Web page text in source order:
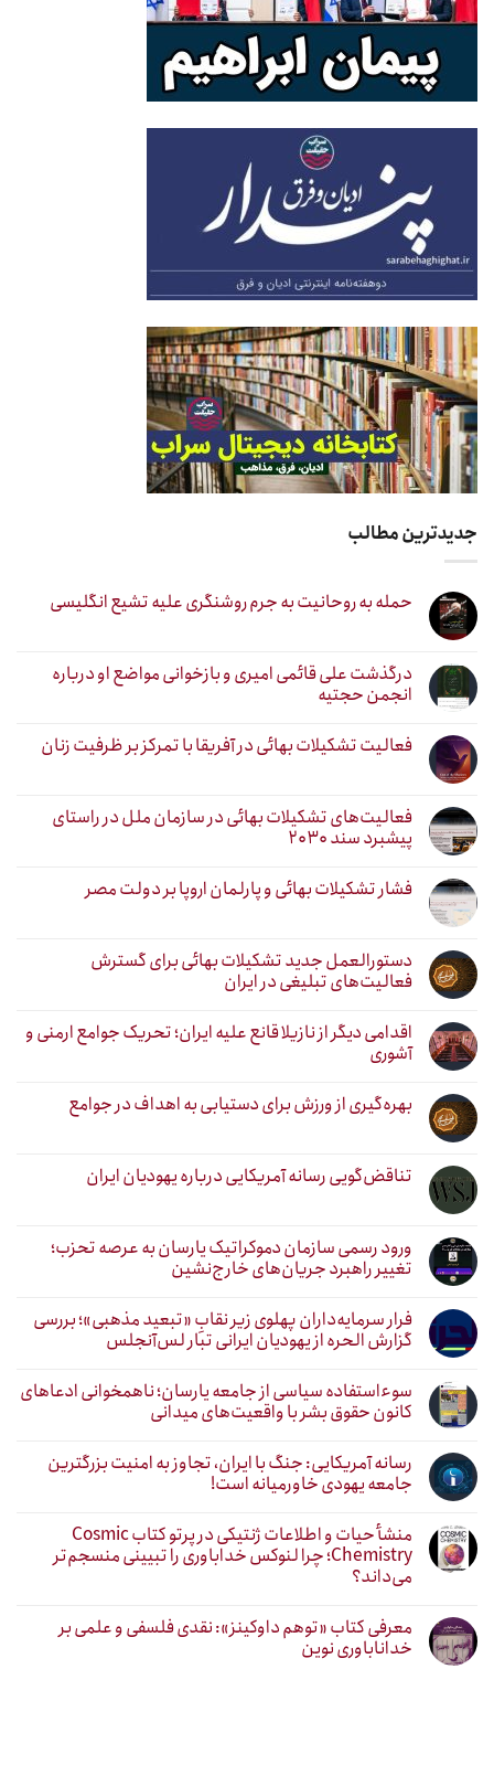
جدیدترین مطالب
حمله به روحانیت به جرم روشنگری علیه تشیع انگلیسی
درگذشت علی قائمی امیری و بازخوانی مواضع او درباره
انجمن حجتیه
فعالیت تشکیلات بهائی در آفریقا با تمرکز بر ظرفیت زنان
فعالیت‌های تشکیلات بهائی در سازمان ملل در راستای
پیشبرد سند ۲۰۳۰
فشار تشکیلات بهائی و پارلمان اروپا بر دولت مصر
دستورالعمل جدید تشکیلات بهائی برای گسترش
فعالیت‌های تبلیغی در ایران
اقدامی دیگر از نازیلا قانع علیه ایران؛ تحریک جوامع ارمنی و
آشوری
بهره‌گیری از ورزش برای دستیابی به اهداف در جوامع
تناقض‌گویی رسانه آمریکایی درباره یهودیان ایران
ورود رسمی سازمان دموکراتیک یارسان به عرصه تحزب؛
تغییر راهبرد جریان‌های خارج‌نشین
فرار سرمایه‌داران پهلوی زیر نقابِ «تبعید مذهبی»؛ بررسی
گزارش الحره از یهودیان ایرانی تبار لس‌آنجلس
سوءاستفاده سیاسی از جامعه یارسان؛ ناهمخوانی ادعاهای
کانون حقوق بشر با واقعیت‌های میدانی
رسانه آمریکایی: جنگ با ایران، تجاوز به امنیت بزرگترین
جامعه یهودی خاورمیانه است!
منشأ حیات و اطلاعات ژنتیکی در پرتو کتاب Cosmic
Chemistry؛ چرا لنوکس خداباوری را تبیینی منسجم‌تر
می‌داند؟
معرفی کتاب «توهم داوکینز»: نقدی فلسفی و علمی بر
خداناباوری نوین